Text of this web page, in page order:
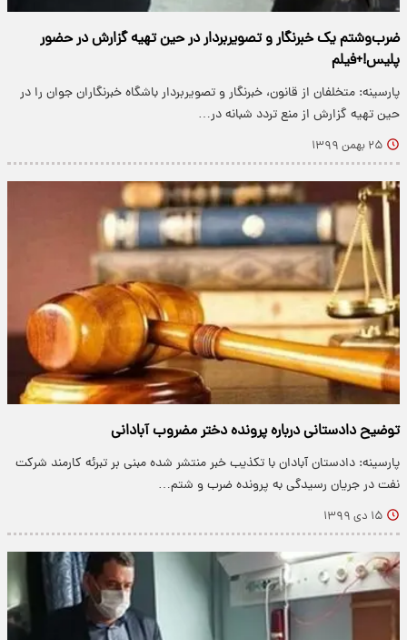
ضرب‌وشتم یک خبرنگار و تصویربردار در حین تهیه گزارش در حضور
پلیس!+فیلم
پارسینه: متخلفان از قانون، خبرنگار و تصویربردار باشگاه خبرنگاران جوان را در
حین تهیه گزارش از منع تردد شبانه در…
۲۵ بهمن ۱۳۹۹
توضیح دادستانی درباره پرونده دختر مضروب آبادانی
پارسینه: دادستان آبادان با تکذیب خبر منتشر شده مبنی بر تبرئه کارمند شرکت
نفت در جریان رسیدگی به پرونده ضرب و شتم…
۱۵ دی ۱۳۹۹